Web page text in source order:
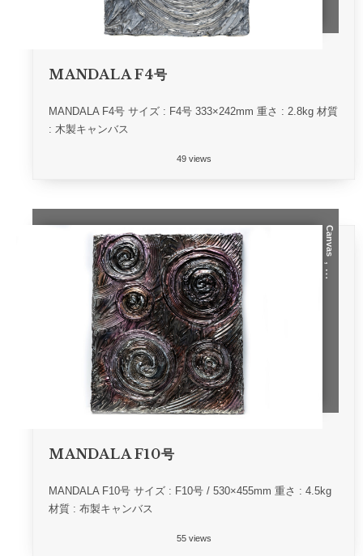
MANDALA F4号
MANDALA F4号 サイズ : F4号 333×242mm 重さ : 2.8kg 材質
: 木製キャンバス
49 views
Canvas
, …
MANDALA F10号
MANDALA F10号 サイズ : F10号 / 530×455mm 重さ : 4.5kg
材質 : 布製キャンバス
55 views